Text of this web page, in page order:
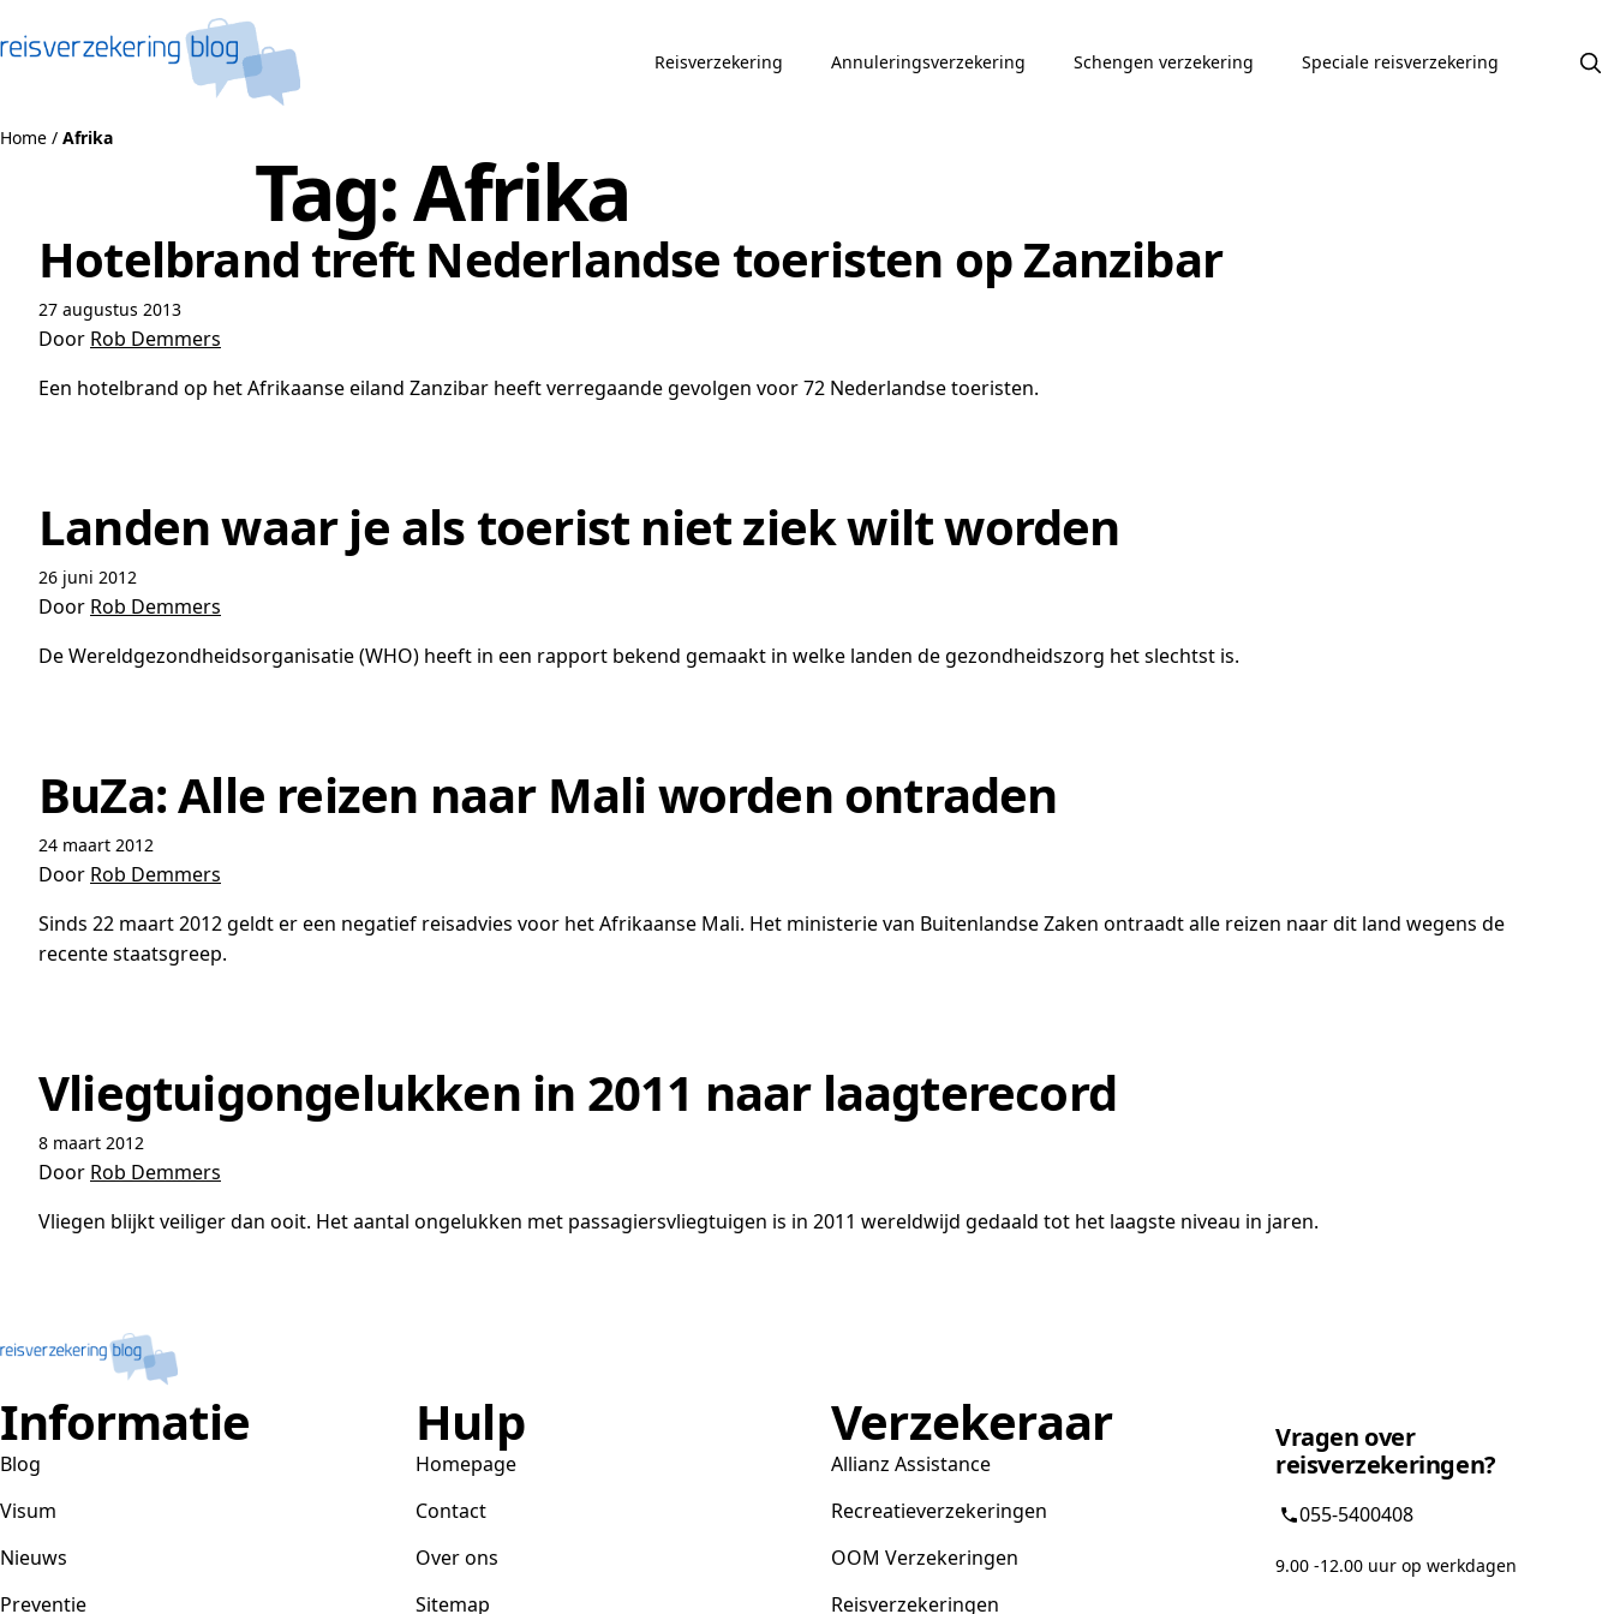
Reisverzekering Annuleringsverzekering Schengen verzekering Speciale reisverzekering
Home / Afrika
Tag:Afrika
Hotelbrand treft Nederlandse toeristen op Zanzibar
27 augustus 2013
Door Rob Demmers
Een hotelbrand op het Afrikaanse eiland Zanzibar heeft verregaande gevolgen voor 72 Nederlandse toeristen.
Landen waar je als toerist niet ziek wilt worden
26 juni 2012
Door Rob Demmers
De Wereldgezondheidsorganisatie (WHO) heeft in een rapport bekend gemaakt in welke landen de gezondheidszorg het slechtst is.
BuZa: Alle reizen naar Mali worden ontraden
24 maart 2012
Door Rob Demmers
Sinds 22 maart 2012 geldt er een negatief reisadvies voor het Afrikaanse Mali. Het ministerie van Buitenlandse Zaken ontraadt alle reizen naar dit land wegens de
recente staatsgreep.
Vliegtuigongelukken in 2011 naar laagterecord
8 maart 2012
Door Rob Demmers
Vliegen blijkt veiliger dan ooit. Het aantal ongelukken met passagiersvliegtuigen is in 2011 wereldwijd gedaald tot het laagste niveau in jaren.
Informatie
Blog
Visum
Nieuws
Preventie
Hulp
Homepage
Contact
Over ons
Sitemap
Verzekeraar
Allianz Assistance
Recreatieverzekeringen
OOM Verzekeringen
Reisverzekeringen
Vragen over
reisverzekeringen?
055-5400408
9.00 -12.00 uur op werkdagen